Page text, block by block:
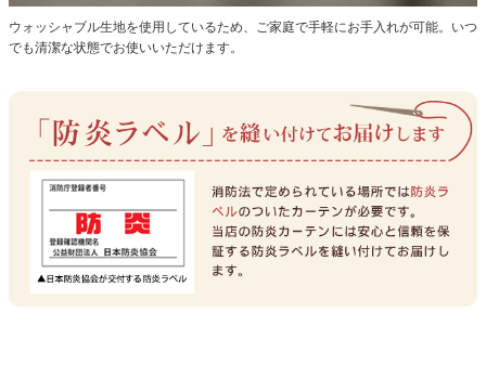
ウォッシャブル生地を使用しているため、ご家庭で手軽にお手入れが可能。いつ
でも清潔な状態でお使いいただけます。